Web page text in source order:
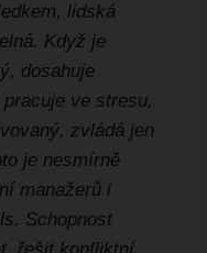
lidská
Když je
dosahuje
ve stresu,
zvládá jen
je nesmírně
manažerů i
Schopnost